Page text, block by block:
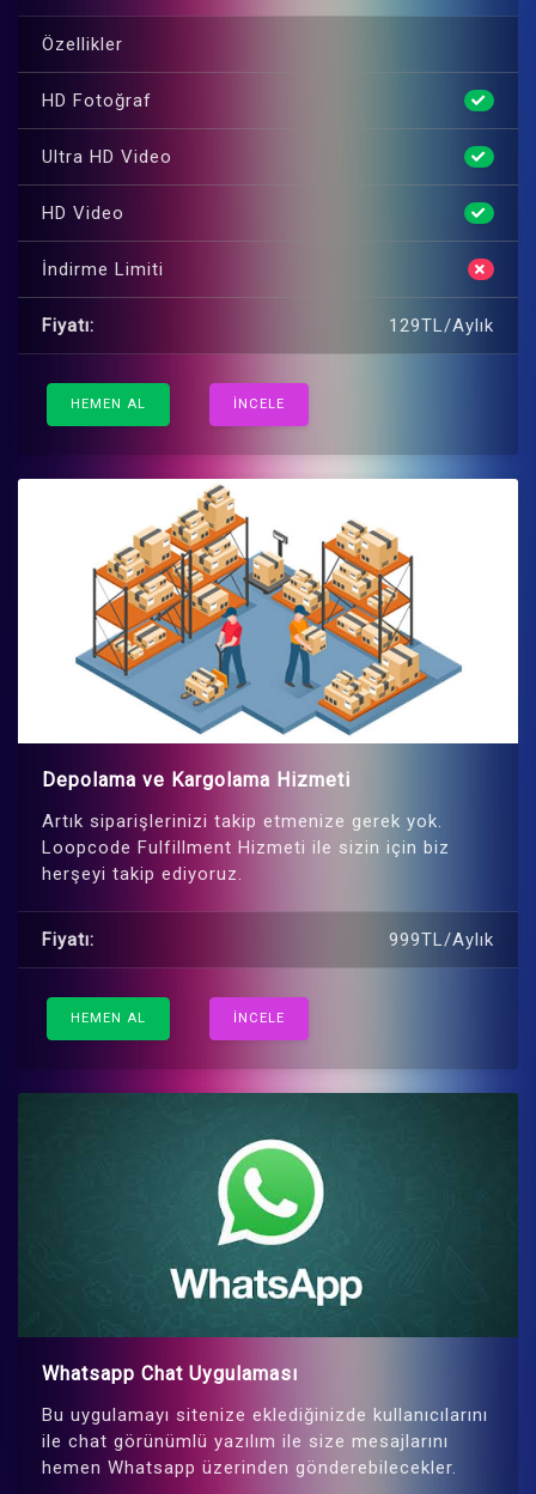
Özellikler
HD Fotoğraf
Ultra HD Video
HD Video
İndirme Limiti
Fiyatı: 129TL/Aylık
HEMEN AL İNCELE
Depolama ve Kargolama Hizmeti
Artık siparişlerinizi takip etmenize gerek yok.
Loopcode Fulfillment Hizmeti ile sizin için biz
herşeyi takip ediyoruz.
Fiyatı: 999TL/Aylık
HEMEN AL İNCELE
Whatsapp Chat Uygulaması
Bu uygulamayı sitenize eklediğinizde kullanıcılarını
ile chat görünümlü yazılım ile size mesajlarını
hemen Whatsapp üzerinden gönderebilecekler.